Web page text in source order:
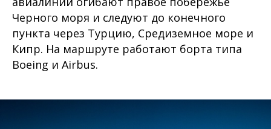
Черного моря и следуют до конечного
пункта через Турцию, Средиземное море и
Кипр. На маршруте работают борта типа
Boeing и Airbus.